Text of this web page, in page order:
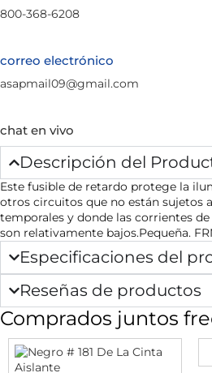
800-368-6208
correo electrónico
asapmail09@gmail.com
chat en vivo
Descripción del
Este fusible de retardo protege la
otros circuitos que no están sujetos
temporales y donde las corrientes
son relativamente bajos.Pequeña.
Especificaciones del
Reseñas de productos
Comprados juntos